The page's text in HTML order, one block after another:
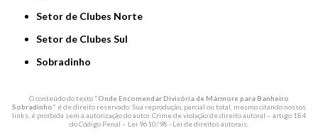
Setor de Clubes Norte
Setor de Clubes Sul
Sobradinho
O conteúdo do texto "Onde Encomendar Divisória de Mármore para Banheiro
Sobradinho" é de direito reservado. Sua reprodução, parcial ou total, mesmo citando nossos
links, é proibida sem a autorização do autor. Crime de violação de direito autoral – artigo 184
do Código Penal – Lei 9610/98 - Lei de direitos autorais